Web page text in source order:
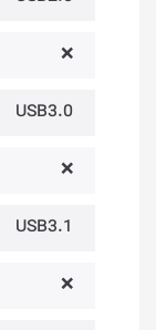
❌
USB3.0
❌
USB3.1
❌